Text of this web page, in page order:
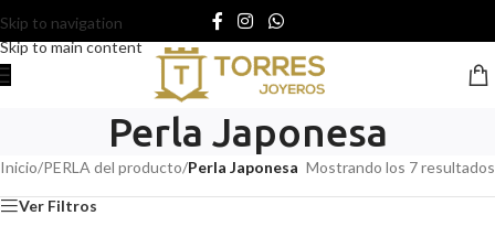
Skip to navigation
Skip to main content
Perla Japonesa
Inicio/PERLA del producto/Perla Japonesa Mostrando los 7 resultados
Ver Filtros